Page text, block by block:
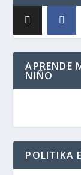
APRENDE
NIÑO
POLITIKA